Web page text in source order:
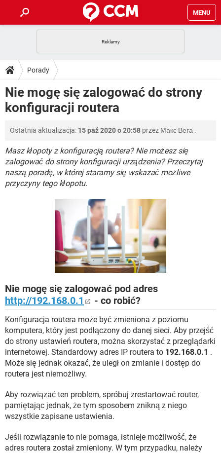
MENU
GRY
SPOTIFY NETFLIX
INSTAGRAM FACEBOOK
PORADY
PlayStation
GRY WHATSAPP
INSTAGRAM FACEBOOK
WINDOWS 10
DO POBRANIA
ANDROID TIKTOK
INSTAGRAM FACEBOOK
WINDOWS 10
FORUM
COVID-19 TIKTOK
GRY WHATSAPP
SPOTIFY NETFLIX
INSTAGRAM
COVID-19 TIKTOK
GRY WHATSAPP
FACEBOOK
Porady
Nie mogę się zalogować do strony
konfiguracji routera
Ostatnia aktualizacja: 15 paź 2020 o 20:58 przez Макс Вега .
Masz kłopoty z konfiguracją routera? Nie możesz się
zalogować do strony konfiguracji urządzenia? Przeczytaj
naszą poradę, w której staramy się wskazać możliwe
przyczyny tego kłopotu.
Nie mogę się zalogować pod adres
http://192.168.0.1
- co robić?
Konfiguracja routera może być zmieniona z poziomu
komputera, który jest podłączony do danej sieci. Aby przejść
do strony ustawień routera, można skorzystać z przeglądarki
internetowej. Standardowy adres IP routera to 192.168.0.1 .
Może się jednak okazać, że uległ on zmianie i dostęp do
routera jest niemożliwy.
Aby rozwiązać ten problem, spróbuj zrestartować router,
pamiętając jednak, że tym sposobem znikną z niego
wszystkie zapisane ustawienia.
Jeśli rozwiązanie to nie pomaga, istnieje możliwość, że
adres routera został zmieniony. W tym przypadku, należy